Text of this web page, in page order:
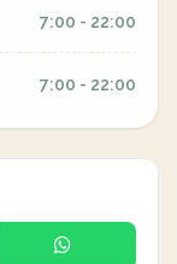
7:00 - 22:00
7:00 - 22:00